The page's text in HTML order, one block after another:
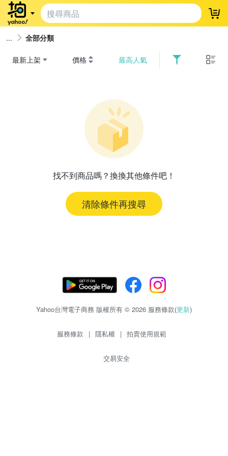
登
全部分類
最新上架 價格 最高人氣
找不到商品嗎？換換其他條件吧！
清除條件再搜尋
Yahoo台灣電子商務 版權所有 © 2026 服務條款(更新)
服務條款 | 隱私權 | 拍賣使用規範
交易安全